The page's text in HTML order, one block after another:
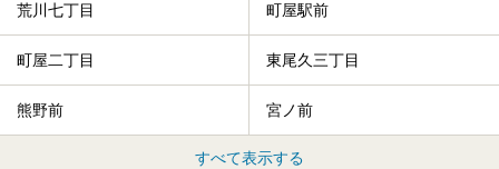
荒川七丁目 町屋駅前
町屋二丁目 東尾久三丁目
熊野前 宮ノ前
すべて表示する